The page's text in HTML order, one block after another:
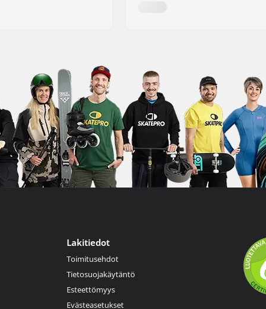
Lakitiedot
Toimitusehdot
Tietosuojakäytäntö
Esteettömyys
Evästeasetukset